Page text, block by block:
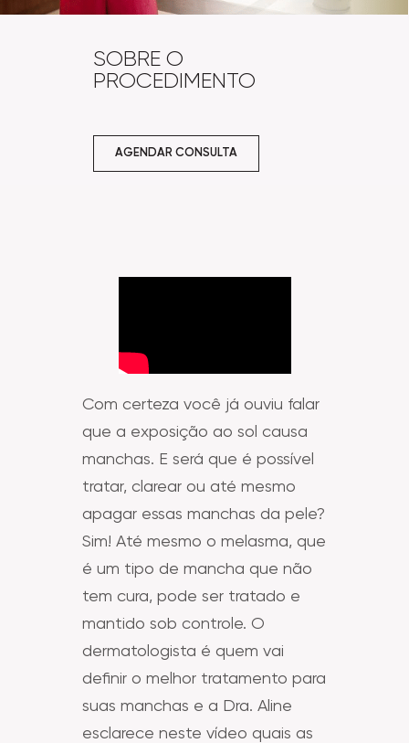
SOBRE O
PROCEDIMENTO
AGENDAR CONSULTA
Com certeza você já ouviu falar
que a exposição ao sol causa
manchas. E será que é possível
tratar, clarear ou até mesmo
apagar essas manchas da pele?
Sim! Até mesmo o melasma, que
é um tipo de mancha que não
tem cura, pode ser tratado e
mantido sob controle. O
dermatologista é quem vai
definir o melhor tratamento para
suas manchas e a Dra. Aline
esclarece neste vídeo quais as